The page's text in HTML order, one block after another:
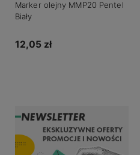
Marker olejny MMP20 Pentel
Biały
12,05 zł